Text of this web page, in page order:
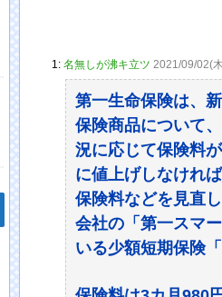
1: 名無しが沸キ立ツ 2021/09/02(
第一生命保険は、
保険商品について
況に応じて保険料
に値上げしなけれ
保険料などを見直
会社の「第一スマ
いる少額短期保険